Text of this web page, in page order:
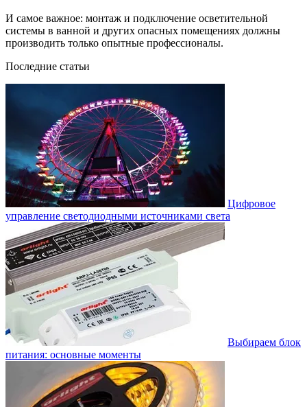
И самое важное: монтаж и подключение осветительной
системы в ванной и других опасных помещениях должны
производить только опытные профессионалы.
Последние статьи
Цифровое
управление светодиодными источниками света
Выбираем блок
питания: основные моменты